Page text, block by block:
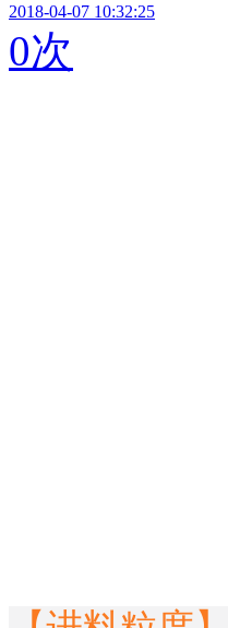
2018-04-07 10:32:25
0次